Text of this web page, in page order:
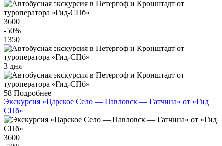
3600
-50%
1350
3 дня
58 Подробнее
Экскурсия «Царское Село — Павловск — Гатчина» от «Гид
СПб»
3600